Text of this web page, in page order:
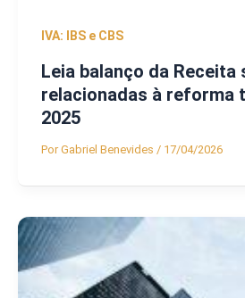
IVA: IBS e CBS
Leia balanço da Receita
relacionadas à reforma
2025
PorGabriel Benevides / 17/04/2026